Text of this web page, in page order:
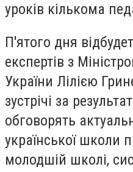
уроків кількома
П'ятого дня
експертів з
України Лілією
зустрічі за
обговорять
української школи
молодшій школі,